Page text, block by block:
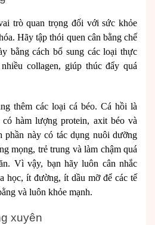
trò quan trọng đối với sức khỏe
Hãy tập thói quen cân bằng chế
bằng cách bổ sung các loại thực
collagen, giúp thúc đẩy quá
thêm các loại cá béo. Cá hồi là
hàm lượng protein, axit béo và
phần này có tác dụng nuôi dưỡng
mọng, trẻ trung và làm chậm quá
Vì vậy, bạn hãy luôn cân nhắc
học, ít đường, ít dầu mỡ để các tế
và luôn khỏe mạnh.
xuyên